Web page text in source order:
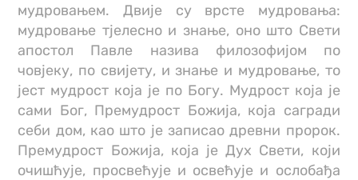
мудровањем. Двије су врсте мудровања:
мудровање тјелесно и знање, оно што Свети
апостол Павле назива филозофијом по
човјеку, по свијету, и знање и мудровање, то
јест мудрост која је по Богу. Мудрост која је
сами Бог, Премудрост Божија, која сагради
себи дом, као што је записао древни пророк.
Премудрост Божија, која је Дух Свети, који
очишћује, просвећује и освећује и ослобађа